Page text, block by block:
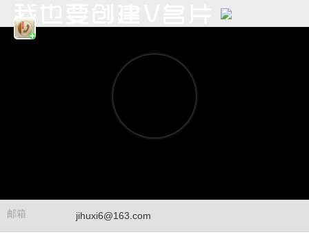
邮箱 jihuxi6@163.com